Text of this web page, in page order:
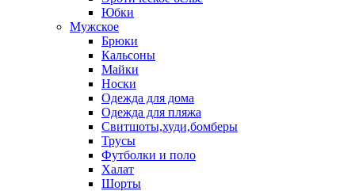
Юбки
Мужское
Брюки
Кальсоны
Майки
Носки
Одежда для дома
Одежда для пляжа
Свитшоты,худи,бомберы
Трусы
Футболки и поло
Халат
Шорты